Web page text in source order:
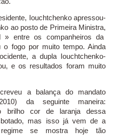
Iouchtchenko apressou-
ao posto de Primeira Ministra,
entre os companheiros da
o fogo por muito tempo. Ainda
a dupla Iouchtchenko-
e os resultados foram muito
a balança do mandato
2010) da seguinte maneira:
brilho cor de laranja dessa
mas isso já vem de a
se mostra hoje tão